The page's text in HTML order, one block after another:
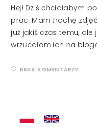
Hej! Dziś chciałabym
prac. Mam trochę
już jakiś czas temu,
wrzucałam ich na
BRAK KOMENTARZY